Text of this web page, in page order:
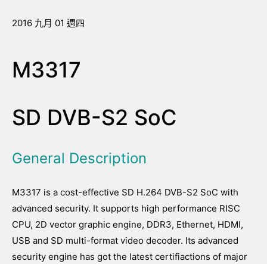
2016 九月 01 週四
M3317
SD DVB-S2 SoC
General Description
M3317 is a cost-effective SD H.264 DVB-S2 SoC with
advanced security. It supports high performance RISC
CPU, 2D vector graphic engine, DDR3, Ethernet, HDMI,
USB and SD multi-format video decoder. Its advanced
security engine has got the latest certifiactions of major